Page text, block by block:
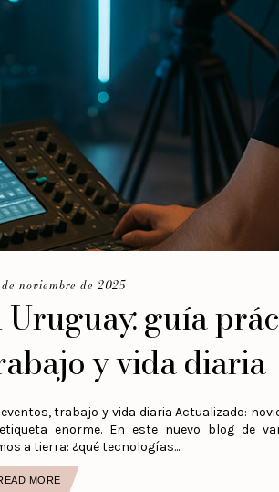
noviembre de 2025
guía
y vida diaria
trabajo y vida diaria Actualizado:
enorme. En este nuevo blog de
a tierra: ¿qué tecnologías...
MORE